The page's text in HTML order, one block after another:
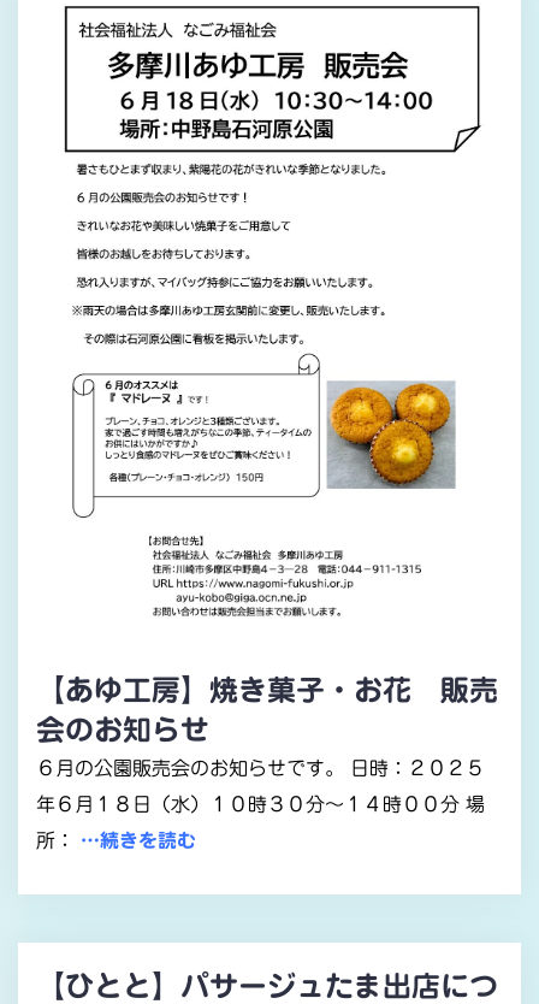
【あゆ工房】焼き菓子・お花 販売
会のお知らせ
６月の公園販売会のお知らせです。 日時：２０２５
年６月１８日（水）１０時３０分～１４時００分 場
所： …続きを読む
【ひとと】パサージュたま出店につ